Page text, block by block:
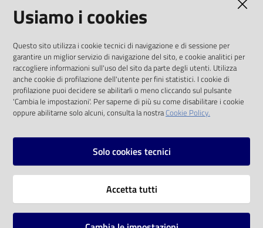
Eventi
Chiedi al
bibliotecario
Avvisi
solo alle condizioni previste dalla direttiva
comunitaria 2003/98/CE e dal d.lgs. 36/2006
SOCIAL
Instagram
Vai alla pagina
Usiamo i cookies
Questo sito utilizza i cookie tecnici di navigazione e di sessione per
garantire un miglior servizio di navigazione del sito, e cookie analitici per
raccogliere informazioni sull'uso del sito da parte degli utenti. Utilizza
anche cookie di profilazione dell'utente per fini statistici. I cookie di
profilazione puoi decidere se abilitarli o meno cliccando sul pulsante
'Cambia le impostazioni'. Per saperne di più su come disabilitare i cookie
oppure abilitarne solo alcuni, consulta la nostraCookie Policy.
Solo cookies tecnici
Accetta tutti